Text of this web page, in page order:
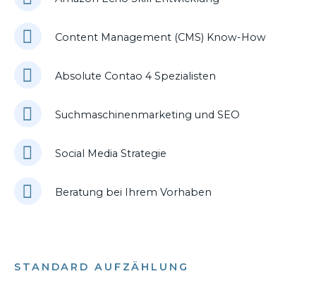
Content Management (CMS) Know-How
Absolute Contao 4 Spezialisten
Suchmaschinenmarketing und SEO
Social Media Strategie
Beratung bei Ihrem Vorhaben
STANDARD AUFZÄHLUNG